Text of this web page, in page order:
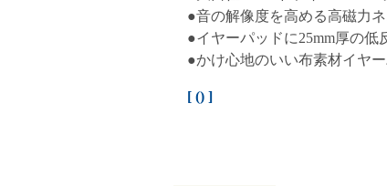
●音の解像度を高める高磁力ネ
●イヤーパッドに25mm厚の
●かけ心地のいい布素材イヤ
[ () ]